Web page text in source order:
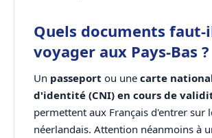
Quels documents
voyager aux Pays-Bas ?
Un passeport ou une carte
d'identité (CNI) en cours de
permettent aux Français d'entrer sur
néerlandais. Attention néanmoins à